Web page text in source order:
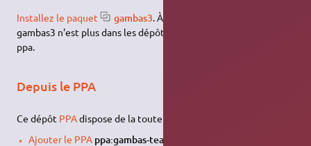
Installez le paquet gambas3. À partir d'Ubuntu 18.04
gambas3 n'est plus dans les dépôts offciels il faut utiliser le
ppa.
Depuis le PPA
Ce dépôt PPAdispose de la toute dernière version 3 :
Ajouter le PPA ppa:gambas-team/gambas3